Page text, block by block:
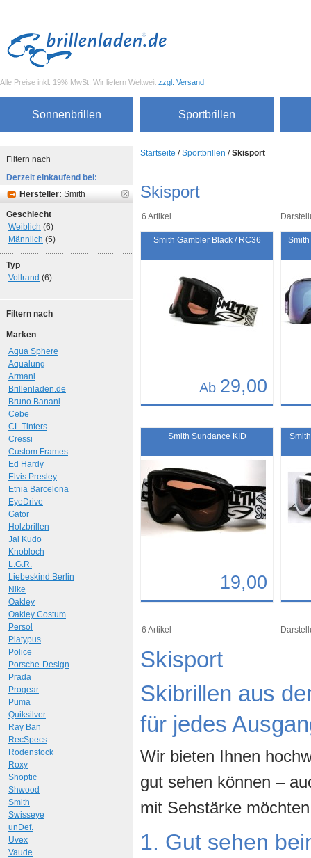
Alle Preise inkl. 19% MwSt. Wir liefern Weltweit zzgl. Versand
Sonnenbrillen Sportbrillen
Startseite /Sportbrillen /Skisport
Skisport
6 Artikel
Smith Gambler Black / RC36
Ab 29,00
Art.-Nr.: 8581 Art.-
Smith Sundance KID
19,00
Art.-Nr.: 7959 Art.-
6 Artikel
Skisport
Skibrillen aus
für jedes
Wir bieten Ihnen
gut sehen können –
mit Sehstärke
1. Gut sehen
Filtern nach
Derzeit einkaufend bei:
Hersteller: Smith
Geschlecht
Weiblich (6)
Männlich (5)
Typ
Vollrand (6)
Filtern nach
Marken
Aqua Sphere
Aqualung
Armani
Brillenladen.de
Bruno Banani
Cebe
CL Tinters
Cressi
Custom Frames
Ed Hardy
Elvis Presley
Etnia Barcelona
EyeDrive
Gator
Holzbrillen
Jai Kudo
Knobloch
L.G.R.
Liebeskind Berlin
Nike
Oakley
Oakley Costum
Persol
Platypus
Police
Porsche-Design
Prada
Progear
Puma
Quiksilver
Ray Ban
RecSpecs
Rodenstock
Roxy
Shoptic
Shwood
Smith
Swisseye
unDef.
Uvex
Vaude